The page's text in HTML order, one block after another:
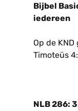
Bijbel
iedereen
Op de
Timoteüs
NLB 286: